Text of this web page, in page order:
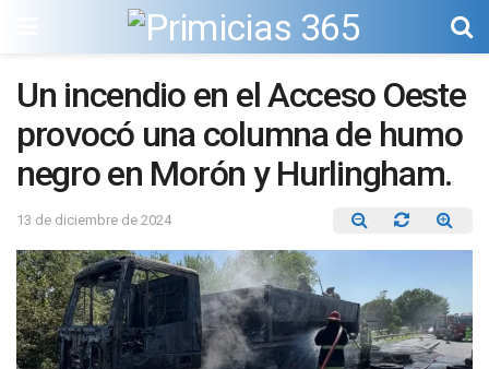
Un incendio en el Acceso Oeste
provocó una columna de humo
negro en Morón y Hurlingham.
13 de diciembre de 2024